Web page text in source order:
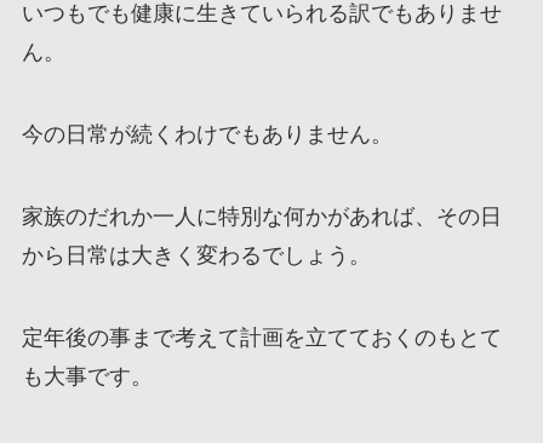
いつもでも健康に生きていられる訳でもありませ
ん。
今の日常が続くわけでもありません。
家族のだれか一人に特別な何かがあれば、その日
から日常は大きく変わるでしょう。
定年後の事まで考えて計画を立てておくのもとて
も大事です。